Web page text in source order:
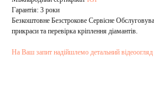
Гарантія: 3 роки
Безкоштовне Безстрокове Сервісне
прикраси та перевірка кріплення діамантів.
На Ваш запит надійшлемо детальний